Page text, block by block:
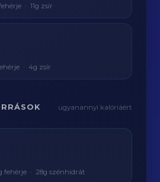
· 11g zsír
· 4g zsír
ugyanannyi kalóriáért
fehérje · 28g szénhidrát